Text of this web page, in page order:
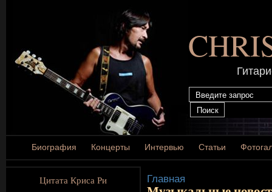
Биография Концерты Интервью Статьи
Цитата Криса Ри Главная